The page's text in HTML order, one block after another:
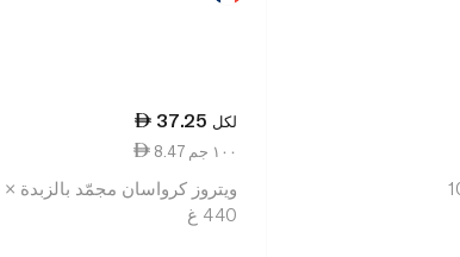
37.25 لكل
8.47 ١٠٠ جم
440 غ